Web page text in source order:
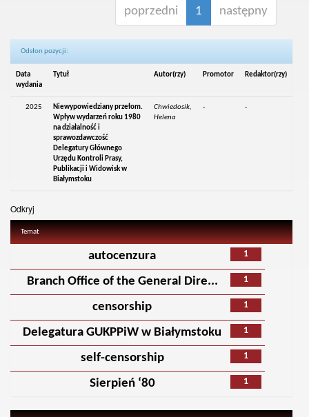
poprzedni 1 następny
Odsłon pozycji:
Data
wydania
Tytuł Autor(rzy) Promotor Redaktor(rzy)
2025
Niewypowiedziany przełom.
Wpływ wydarzeń roku 1980
na działalność i
sprawozdawczość
Delegatury Głównego
Urzędu Kontroli Prasy,
Publikacji i Widowisk w
Białymstoku
Chwiedosik,
Helena
- -
Odkryj
Temat
1
autocenzura
1
Branch Office of the General Dire...
1
censorship
1
Delegatura GUKPPiW w Białymstoku
1
self-censorship
1
Sierpień ‘80